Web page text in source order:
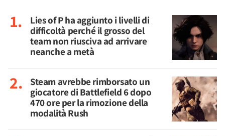
Lies of P ha aggiunto i livelli di
difficoltà perché il grosso del
team non riusciva ad arrivare
neanche a metà
Steam avrebbe rimborsato un
giocatore di Battlefield 6 dopo
470 ore per la rimozione della
modalità Rush